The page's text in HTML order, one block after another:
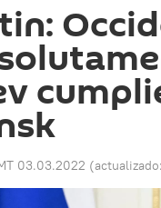
03.03.2022 (actualizado: